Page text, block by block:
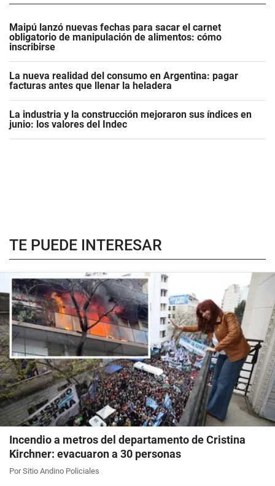
Maipú lanzó nuevas fechas para sacar el carnet
obligatorio de manipulación de alimentos: cómo
inscribirse
La nueva realidad del consumo en Argentina: pagar
facturas antes que llenar la heladera
La industria y la construcción mejoraron sus índices en
junio: los valores del Indec
TE PUEDE INTERESAR
Incendio a metros del departamento de Cristina
Kirchner: evacuaron a 30 personas
Por Sitio Andino Policiales